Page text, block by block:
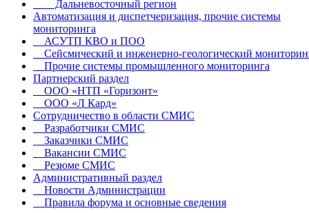
Дальневосточный регион
Автоматизация и диспетчеризация, прочие системы
мониторинга
АСУТП КВО и ПОО
Сейсмический и инженерно-геологический
Прочие системы промышленного мониторинга
Партнерский раздел
ООО «НТП «Горизонт»
ООО «Л Кард»
Сотрудничество в области СМИС
Разработчики СМИС
Заказчики СМИС
Вакансии СМИС
Резюме СМИС
Административный раздел
Новости Администрации
Правила форума и основные сведения